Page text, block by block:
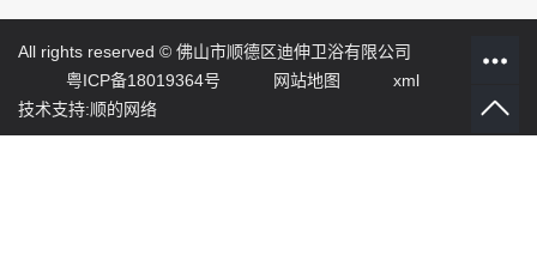
All rights reserved © 佛山市顺德区迪伸卫浴有限公司
粤ICP备18019364号
网站地图
xml
技术支持:顺的网络